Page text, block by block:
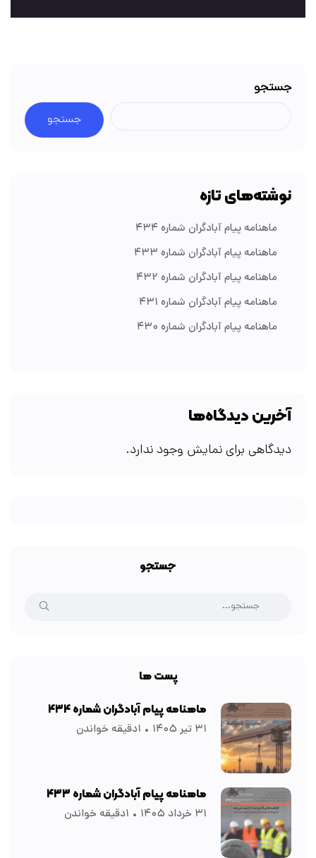
جستجو
جستجو
نوشته‌های تازه
ماهنامه پیام آبادگران شماره ۴۳۴
ماهنامه پیام آبادگران شماره ۴۳۳
ماهنامه پیام آبادگران شماره ۴۳۲
ماهنامه پیام آبادگران شماره ۴۳۱
ماهنامه پیام آبادگران شماره ۴۳۰
آخرین دیدگاه‌ها
دیدگاهی برای نمایش وجود ندارد.
جستجو
پست ها
ماهنامه پیام آبادگران شماره ۴۳۴
۳۱ تیر ۱۴۰۵ ۱دقیقه خواندن
ماهنامه پیام آبادگران شماره ۴۳۳
۳۱ خرداد ۱۴۰۵ ۱دقیقه خواندن